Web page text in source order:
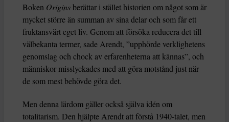
Boken Originsberättar i stället historien om något som är
mycket större än summan av sina delar och som får ett
fruktansvärt eget liv. Genom att försöka reducera det till
välbekanta termer, sade Arendt, ”upphörde verklighetens
genomslag och chock av erfarenheterna att kännas”, och
människor misslyckades med att göra motstånd just när
de som mest behövde göra det.
Men denna lärdom gäller också själva idén om
totalitarism. Den hjälpte Arendt att förstå 1940-talet, men